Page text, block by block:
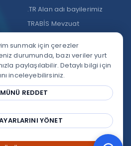
.TR Alan adı bayilerimiz
TRABİS Mevzuat
sunmak için çerezler
durumunda, bazı veriler yurt
paylaşılabilir. Detaylı bilgi için
inceleyebilirsiniz.
REDDET
YÖNET